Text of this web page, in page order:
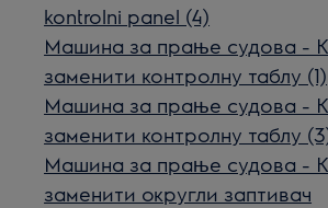
kontrolni panel (4)
Машина за прање судова -
заменити контролну таблу (1)
Машина за прање судова -
заменити контролну таблу
Машина за прање судова -
заменити округли заптивач